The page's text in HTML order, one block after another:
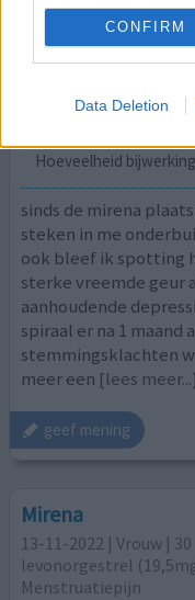
CONFIRM
Data Deletion
Mirena
05-02-2023 | Vrouw | 21
levonorgestrel (52mg)
Hoeveelheid
sinds de mirena
steken in me
ook bleef ik spotting
sterke vreemde geur
aanhoudende
spiraal er na 1
stemmingsklachten
meer een [lees meer...]
geef mening
Mirena
13-11-2022 | Vrouw | 30
levonorgestrel
Menstruatiepijn